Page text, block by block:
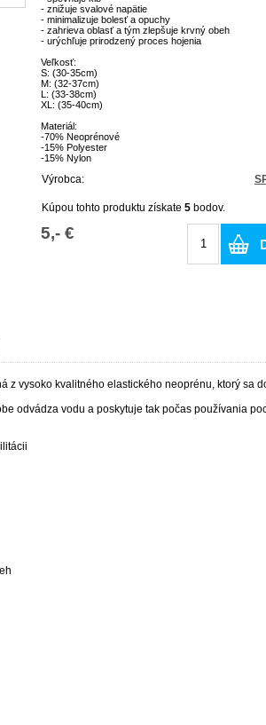
- znižuje svalové napätie
- minimalizuje bolesť a opuchy
- zahrieva oblasť a tým zlepšuje krvný obeh
- urýchľuje prirodzený proces hojenia
Veľkosť:
S: (30-35cm)
M: (32-37cm)
L: (33-38cm)
XL: (35-40cm)
Materiál:
-70% Neoprénové
-15% Polyester
-15% Nylon
Výrobca:
Kúpou tohto produktu získate 5 bodov.
5,- €
z vysoko kvalitného elastického neoprénu, ktorý sa
odvádza vodu a poskytuje tak počas používania